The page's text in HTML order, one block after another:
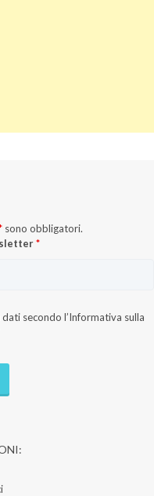
sono obbligatori.
*
secondo l’Informativa sulla